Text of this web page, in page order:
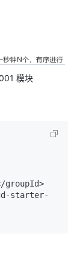
模块
groupId>